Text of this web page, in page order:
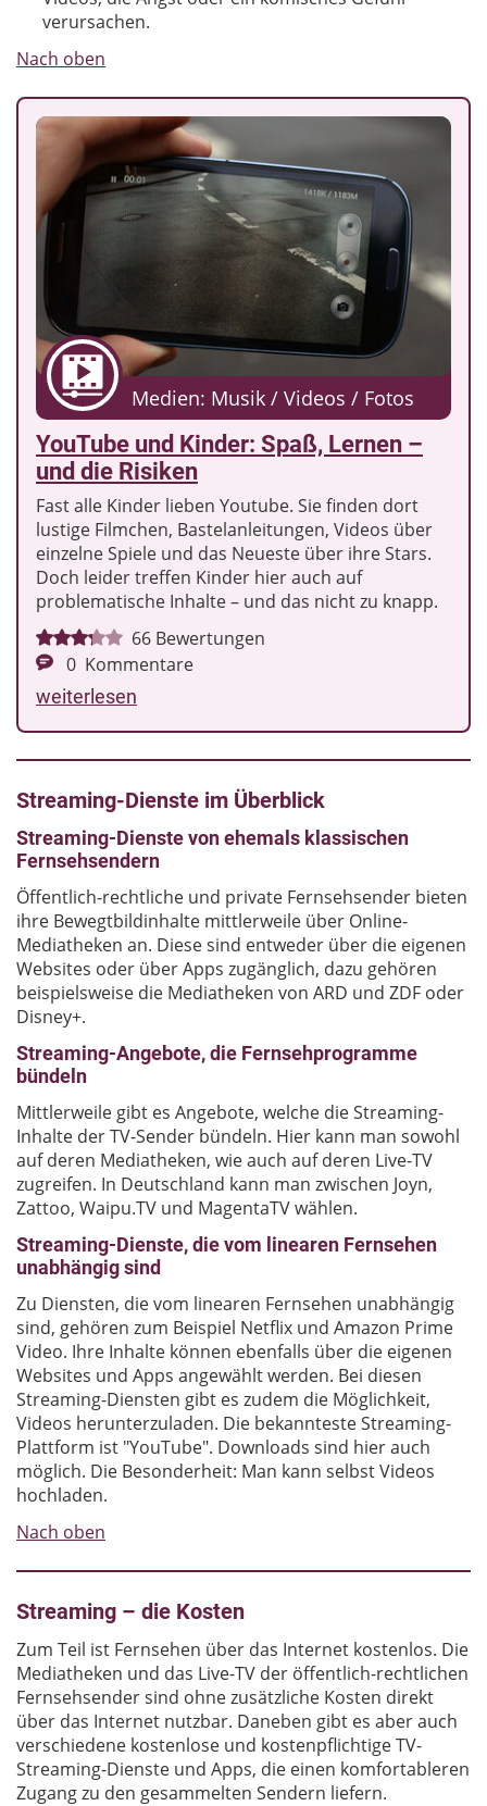
verursachen.
Nach oben
Medien: Musik / Videos / Fotos
YouTube und Kinder: Spaß, Lernen –
und die Risiken
Fast alle Kinder lieben Youtube. Sie finden dort
lustige Filmchen, Bastelanleitungen, Videos über
einzelne Spiele und das Neueste über ihre Stars.
Doch leider treffen Kinder hier auch auf
problematische Inhalte – und das nicht zu knapp.
66 Bewertungen
0 Kommentare
weiterlesen
Streaming-Dienste im Überblick
Streaming-Dienste von ehemals klassischen
Fernsehsendern
Öffentlich-rechtliche und private Fernsehsender bieten
ihre Bewegtbildinhalte mittlerweile über Online-
Mediatheken an. Diese sind entweder über die eigenen
Websites oder über Apps zugänglich, dazu gehören
beispielsweise die Mediatheken von ARD und ZDF oder
Disney+.
Streaming-Angebote, die Fernsehprogramme
bündeln
Mittlerweile gibt es Angebote, welche die Streaming-
Inhalte der TV-Sender bündeln. Hier kann man sowohl
auf deren Mediatheken, wie auch auf deren Live-TV
zugreifen. In Deutschland kann man zwischen Joyn,
Zattoo, Waipu.TV und MagentaTV wählen.
Streaming-Dienste, die vom linearen Fernsehen
unabhängig sind
Zu Diensten, die vom linearen Fernsehen unabhängig
sind, gehören zum Beispiel Netflix und Amazon Prime
Video. Ihre Inhalte können ebenfalls über die eigenen
Websites und Apps angewählt werden. Bei diesen
Streaming-Diensten gibt es zudem die Möglichkeit,
Videos herunterzuladen. Die bekannteste Streaming-
Plattform ist "YouTube". Downloads sind hier auch
möglich. Die Besonderheit: Man kann selbst Videos
hochladen.
Nach oben
Streaming – die Kosten
Zum Teil ist Fernsehen über das Internet kostenlos. Die
Mediatheken und das Live-TV der öffentlich-rechtlichen
Fernsehsender sind ohne zusätzliche Kosten direkt
über das Internet nutzbar. Daneben gibt es aber auch
verschiedene kostenlose und kostenpflichtige TV-
Streaming-Dienste und Apps, die einen komfortableren
Zugang zu den gesammelten Sendern liefern.